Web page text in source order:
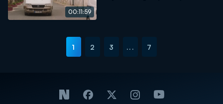
00:11:59
1 2 3 ... 7